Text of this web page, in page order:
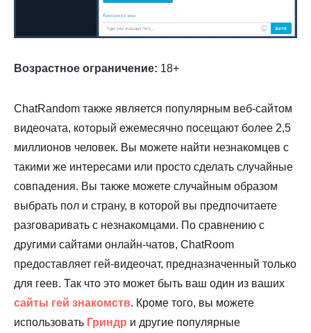
Возрастное ограничение: 18+
ChatRandom также является популярным веб-сайтом
видеочата, который ежемесячно посещают более 2,5
миллионов человек. Вы можете найти незнакомцев с
такими же интересами или просто сделать случайные
совпадения. Вы также можете случайным образом
выбрать пол и страну, в которой вы предпочитаете
разговаривать с незнакомцами. По сравнению с
другими сайтами онлайн-чатов, ChatRoom
предоставляет гей-видеочат, предназначенный только
для геев. Так что это может быть ваш один из ваших
сайты гей знакомств. Кроме того, вы можете
использовать Гриндр и другие популярные